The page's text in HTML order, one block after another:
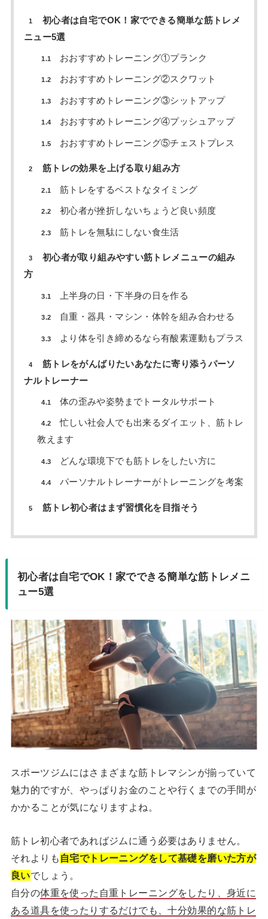
1
初心者は自宅でOK！家でできる簡単な筋トレメ
ニュー5選
1.1 おおすすめトレーニング①プランク
1.2 おおすすめトレーニング②スクワット
1.3 おおすすめトレーニング③シットアップ
1.4 おおすすめトレーニング④プッシュアップ
1.5 おおすすめトレーニング⑤チェストプレス
2 筋トレの効果を上げる取り組み方
2.1 筋トレをするベストなタイミング
2.2 初心者が挫折しないちょうど良い頻度
2.3 筋トレを無駄にしない食生活
3
初心者が取り組みやすい筋トレメニューの組み
方
3.1 上半身の日・下半身の日を作る
3.2 自重・器具・マシン・体幹を組み合わせる
3.3 より体を引き締めるなら有酸素運動もプラス
4
筋トレをがんばりたいあなたに寄り添うパーソ
ナルトレーナー
4.1 体の歪みや姿勢までトータルサポート
4.2
忙しい社会人でも出来るダイエット、筋トレ
教えます
4.3 どんな環境下でも筋トレをしたい方に
4.4 パーソナルトレーナーがトレーニングを考案
5 筋トレ初心者はまず習慣化を目指そう
初心者は自宅でOK！家でできる簡単な筋トレメニ
ュー5選
スポーツジムにはさまざまな筋トレマシンが揃っていて
魅力的ですが、やっぱりお金のことや行くまでの手間が
かかることが気になりますよね。
筋トレ初心者であればジムに通う必要はありません。
それよりも 自宅でトレーニングをして基礎を磨いた方が
良いでしょう。
自分の体重を使った自重トレーニングをしたり、身近に
ある道具を使ったりするだけでも、十分効果的な筋トレ